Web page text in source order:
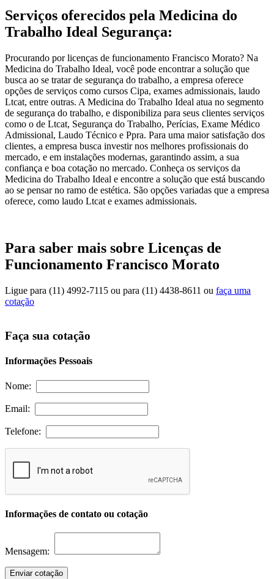
Serviços oferecidos pela Medicina do
Trabalho Ideal Segurança:
Procurando por licenças de funcionamento Francisco Morato? Na
Medicina do Trabalho Ideal, você pode encontrar a solução que
busca ao se tratar de segurança do trabalho, a empresa oferece
opções de serviços como cursos Cipa, exames admissionais, laudo
Ltcat, entre outras. A Medicina do Trabalho Ideal atua no segmento
de segurança do trabalho, e disponibiliza para seus clientes serviços
como o de Ltcat, Segurança do Trabalho, Perícias, Exame Médico
Admissional, Laudo Técnico e Ppra. Para uma maior satisfação dos
clientes, a empresa busca investir nos melhores profissionais do
mercado, e em instalações modernas, garantindo assim, a sua
confiança e boa cotação no mercado. Conheça os serviços da
Medicina do Trabalho Ideal e encontre a solução que está buscando
ao se pensar no ramo de estética. São opções variadas que a empresa
oferece, como laudo Ltcat e exames admissionais.
Para saber mais sobre Licenças de
Funcionamento Francisco Morato
Ligue para (11) 4992-7115 ou para (11) 4438-8611 ou faça uma
cotação
Faça sua cotação
Informações Pessoais
Nome:
Email:
Telefone:
Informações de contato ou cotação
Mensagem:
Enviar cotação